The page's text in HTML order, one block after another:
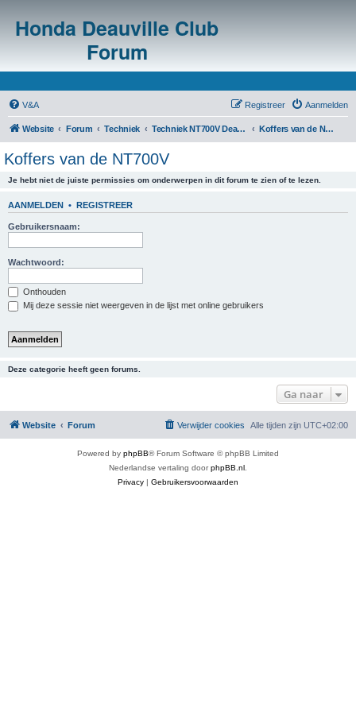
Honda Deauville Club
Forum
V&A Aanmelden
Registreer
Website Forum Techniek Techniek NT700V Deauville Koffers van de NT700V
Koffers van de NT700V
Je hebt niet de juiste permissies om onderwerpen in dit forum te zien of te lezen.
AANMELDEN • REGISTREER
Gebruikersnaam:
Wachtwoord:
Onthouden
Mij deze sessie niet weergeven in de lijst met online gebruikers
Deze categorie heeft geen forums.
Ga naar
Website Forum Alle tijden zijn UTC+02:00
Verwijder cookies
Powered by phpBB® Forum Software © phpBB Limited
Nederlandse vertaling doorphpBB.nl
Privacy | Gebruikersvoorwaarden